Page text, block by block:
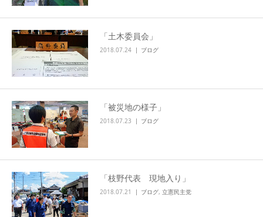
「土木委員会」
2018.07.24 ブログ
「被災地の様子」
2018.07.23 ブログ
「枝野代表 現地入り」
2018.07.21 ブログ, 立憲民主党